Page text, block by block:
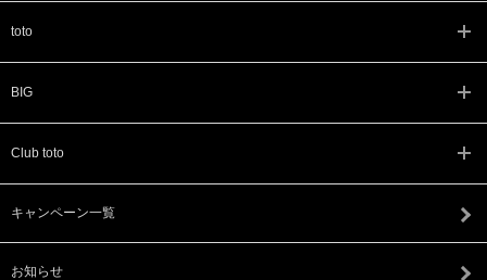
toto
BIG
Club toto
キャンペーン一覧
お知らせ